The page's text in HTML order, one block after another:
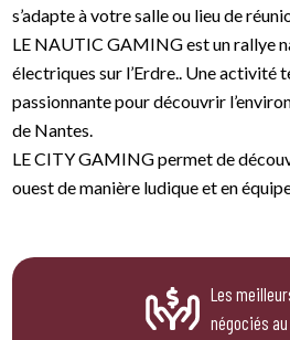
s’adapte à votre salle ou lieu de
LE NAUTIC GAMING est un rallye
électriques sur l’Erdre.. Une activité
passionnante pour découvrir
de Nantes.
LE CITY GAMING permet de
ouest de manière ludique et en
Les
négociés